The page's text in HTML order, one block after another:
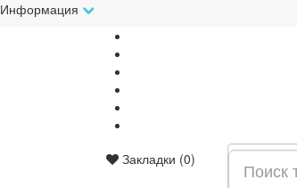
Информация
Закладки (0)